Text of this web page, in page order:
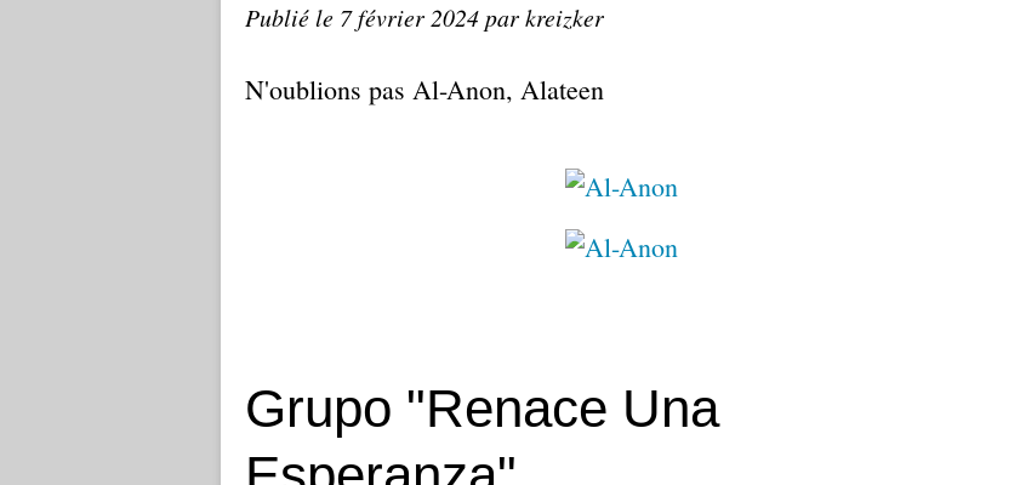
Publié le 7 février 2024par kreizker
N'oublions pas Al-Anon, Alateen
Grupo "Renace Una